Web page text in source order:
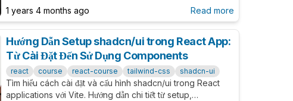
codebase của bạn.
1 years 4 months ago Read more
Hướng Dẫn Setup shadcn/ui trong React App:
Từ Cài Đặt Đến Sử Dụng Components
react course react-course tailwind-css shadcn-ui
Tìm hiểu cách cài đặt và cấu hình shadcn/ui trong React
applications với Vite. Hướng dẫn chi tiết từ setup,